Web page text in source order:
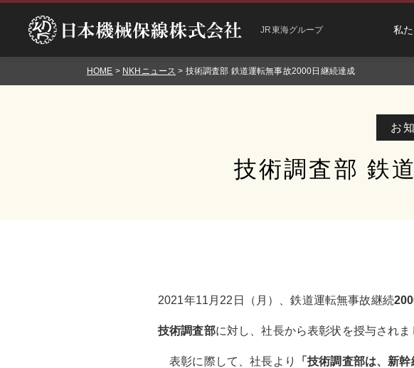
JR東海グループ 私
HOME > NKHニュース > 技術調査部 鉄道運転無事故2000日継続達成
お
技術調査部 鉄
2021年11月22日（月）、鉄道運転無事故継続
技術調査部に対し、社長から表彰状を授与されま
表彰に際して、社長より 「技術調査部は、新幹